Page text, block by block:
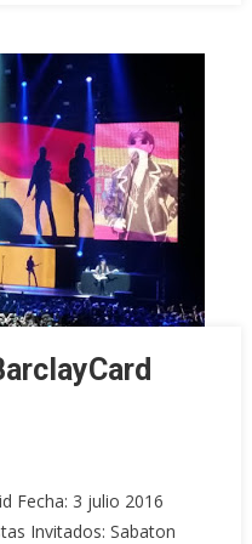
Fecha: 3 julio 2016
Invitados: Sabaton